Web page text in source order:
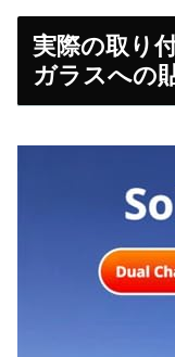
実際の取り
ガラスへの